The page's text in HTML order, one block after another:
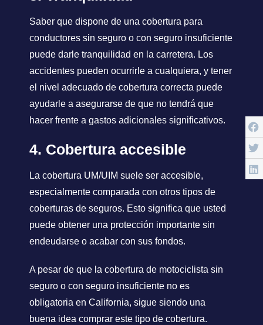
Saber que dispone de una cobertura para
conductores sin seguro o con seguro insuficiente
puede darle tranquilidad en la carretera. Los
accidentes pueden ocurrirle a cualquiera, y tener
el nivel adecuado de cobertura correcta puede
ayudarle a asegurarse de que no tendrá que
hacer frente a gastos adicionales significativos.
4. Cobertura accesible
La cobertura UM/UIM suele ser accesible,
especialmente comparada con otros tipos de
coberturas de seguros. Esto significa que usted
puede obtener una protección importante sin
endeudarse o acabar con sus fondos.
A pesar de que la cobertura de motociclista sin
seguro o con seguro insuficiente no es
obligatoria en California, sigue siendo una
buena idea comprar este tipo de cobertura.